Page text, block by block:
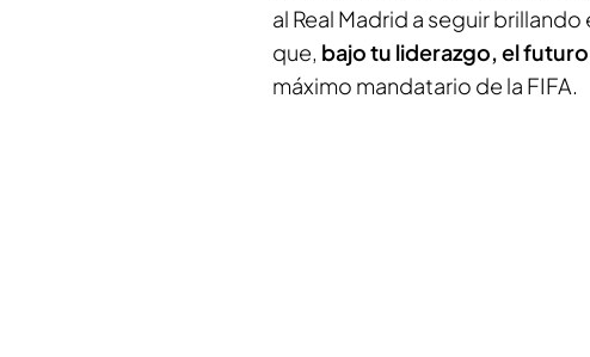
al Real Madrid a seguir
que, bajo tu liderazgo, el
máximo mandatario de la FIFA.